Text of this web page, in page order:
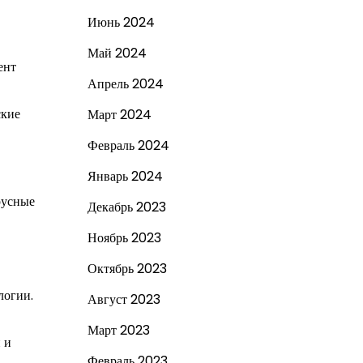
и
Июнь 2024
Май 2024
Апрель 2024
Март 2024
Февраль 2024
Январь 2024
Декабрь 2023
Ноябрь 2023
Октябрь 2023
Август 2023
Март 2023